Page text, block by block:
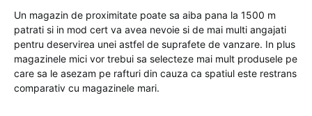
Un magazin de proximitate poate sa aiba pana la 1500 m
patrati si in mod cert va avea nevoie si de mai multi angajati
pentru deservirea unei astfel de suprafete de vanzare. In plus
magazinele mici vor trebui sa selecteze mai mult produsele pe
care sa le asezam pe rafturi din cauza ca spatiul este restrans
comparativ cu magazinele mari.